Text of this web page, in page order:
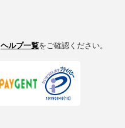
ヘルプ一覧をご確認ください。